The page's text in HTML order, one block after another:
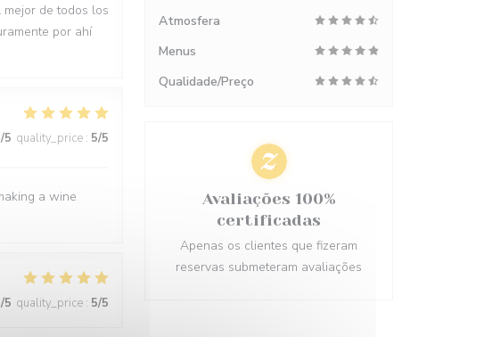
mejor de todos los
por ahí
/5 quality_price : 5/5
a wine
/5 quality_price : 5/5
Atmosfera
Menus
Qualidade/Preço
Avaliações 100%
certificadas
Apenas os clientes que fizeram
reservas submeteram avaliações